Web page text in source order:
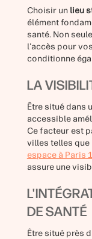
Choisir un lieu
élément
santé. Non
l'accès pour
conditionne
LA
Être situé dans
accessible
Ce facteur est
villes telles que
espace à Paris
assure une
DE SANTÉ
Être situé près